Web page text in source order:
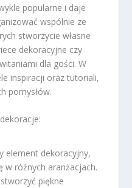
popularne i daje
wspólnie ze
stworzycie własne
dekoracyjne czy
dla gości. W
inspiracji oraz tutoriali,
pomysłów.
element dekoracyjny,
w różnych aranżacjach.
piękne